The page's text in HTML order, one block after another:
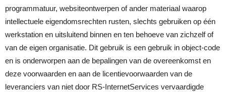
programmatuur, websiteontwerpen of ander materiaal waarop
intellectuele eigendomsrechten rusten, slechts gebruiken op één
werkstation en uitsluitend binnen en ten behoeve van zichzelf of
van de eigen organisatie. Dit gebruik is een gebruik in object-code
en is onderworpen aan de bepalingen van de overeenkomst en
deze voorwaarden en aan de licentievoorwaarden van de
leveranciers van niet door RS-InternetServices vervaardigde